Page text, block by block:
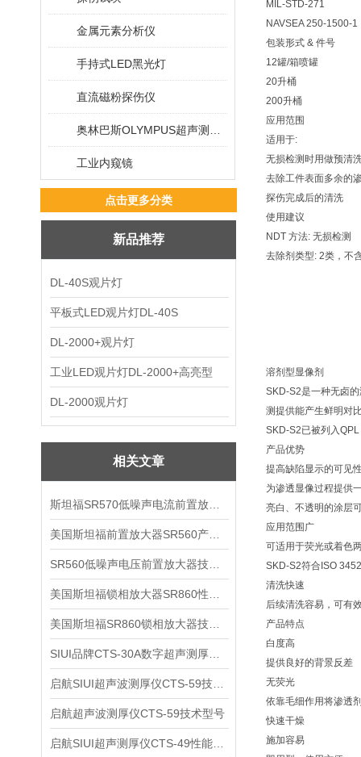
金属元素分析仪
手持式LED黑光灯
直流磁粉探伤仪
工业内窥镜
点击更多分类
新品推荐
DL-40S观片灯
平板式LED观片灯DL-40S
DL-2000+观片灯
工业LED观片灯DL-2000+高亮型
DL-2000观片灯
相关文章
启航超声波测厚仪CTS-59技术型号
MIL-STD-271
NAVSEA 250-1500-1
包装形式 & 件号
12罐/箱喷罐
20升桶 01-
200升桶
应用范围
适用于:
无损检测时用做预清
去除工件表面多余的
探伤完成后的清洗
使用建议
NDT 方法: 无损检测
去除剂类型: 2类，不
溶剂型显像剂
SKD-S2是一种无卤
测提供能产生鲜明对
SKD-S2已被列入
产品优势
提高缺陷显示的可见
为渗透显像过程提供
亮白、不透明的涂层
应用范围广
可适用于荧光或着色
SKD-S2符合ISO
清洗快速
后续清洗容易，可有
产品特点
白度高
提供良好的背景反差
无荧光
依靠毛细作用将渗透
快速干燥
施加容易